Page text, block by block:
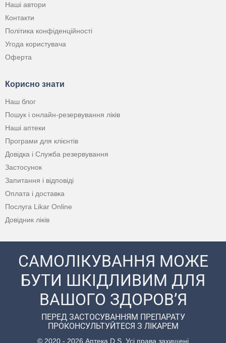
Наші автори
Контакти
Політика конфіденційності
Угода користувача
Оферта
Корисно знати
Наш блог
Пошук і онлайн-резервування ліків
Наші аптеки
Програми для клієнтів
Довідка і Служба резервування
Застосунок
Запитання і відповіді
Оплата і доставка
Послуга Likar Online
Довідник ліків
САМОЛІКУВАННЯ МОЖЕ
БУТИ ШКІДЛИВИМ ДЛЯ
ВАШОГО ЗДОРОВ’Я
ПЕРЕД ЗАСТОСУВАННЯМ ПРЕПАРАТУ
ПРОКОНСУЛЬТУЙТЕСЯ З ЛІКАРЕМ
© 2020 - 2026 Аптека D.S. Усі права захищені